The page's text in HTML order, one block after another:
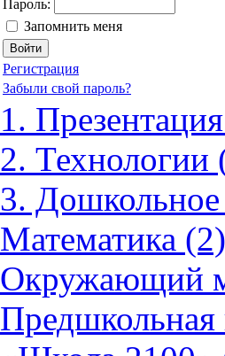
Пароль:
Запомнить меня
Регистрация
Забыли свой пароль?
1.
2. Технологии
3. Дошкольное
Математика (2)
Окружающий
Предшкольная